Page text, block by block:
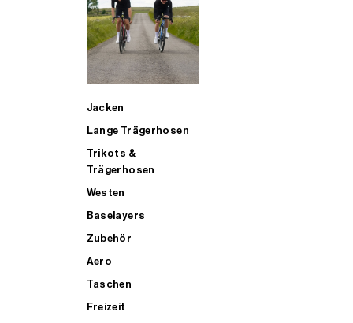
Jacken
Lange Trägerhosen
Trikots &
Trägerhosen
Westen
Baselayers
Zubehör
Aero
Taschen
Freizeit
ALLE TRIATHLONARTIKEL FÜR MÄNNER KAUFEN